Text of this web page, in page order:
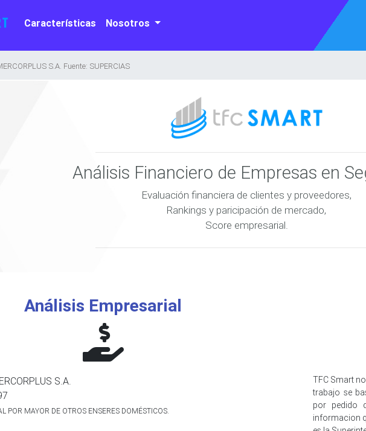
Características Nosotros
S.A. Fuente: SUPERCIAS
Análisis Financiero de Empresas en
Evaluación financiera de clientes y proveedores,
Rankings y paricipación de mercado,
Score empresarial.
Análisis Empresarial
S.A.
POR MAYOR DE OTROS ENSERES DOMÉSTICOS.
TFC Smart
trabajo se
por pedido
informacion